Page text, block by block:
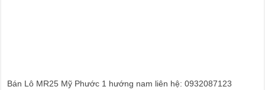
Bán Lô MR25 Mỹ Phước 1 hướng nam liên hệ: 0932087123